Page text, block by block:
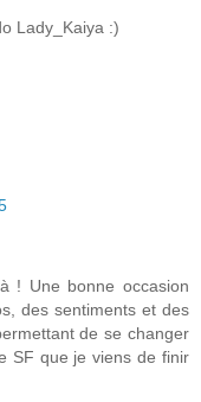
Lady_Kaiya :)
! Une bonne occasion
des sentiments et des
de se changer
SF que je viens de finir